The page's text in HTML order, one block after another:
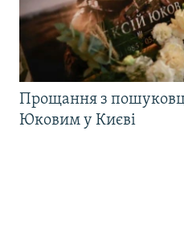
Прощання з
Юковим у Києві